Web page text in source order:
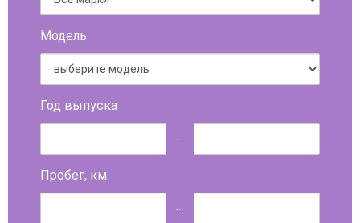
Модель
Год выпуска
...
Пробег, км.
...